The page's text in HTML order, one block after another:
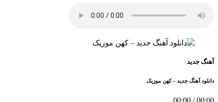
آهنگ جدید
دانلود آهنگ جدید – کهن موزیک
00:00
/
00:00